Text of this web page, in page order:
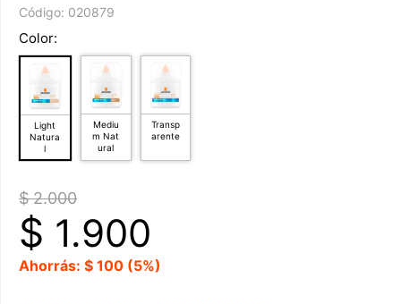
Código: 020879
Color:
Light
Natura
l
Mediu
m Nat
ural
Transp
arente
$ 2.000
$ 1.900
Ahorrás: $ 100 (5%)